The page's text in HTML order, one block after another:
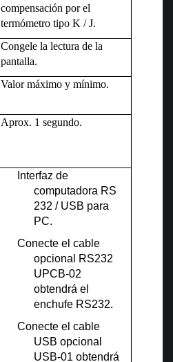
compensación por el
termómetro tipo K / J.
Congele la lectura de la
pantalla.
Valor máximo y mínimo.
Aprox. 1 segundo.
Interfaz de
computadora RS
232 / USB para
PC.
Conecte el cable
opcional RS232
UPCB-02
obtendrá el
enchufe RS232.
Conecte el cable
USB opcional
USB-01 obtendrá